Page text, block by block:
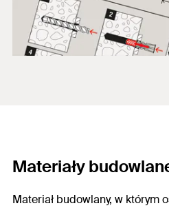
Materiały
Materiał budowlany, w którym